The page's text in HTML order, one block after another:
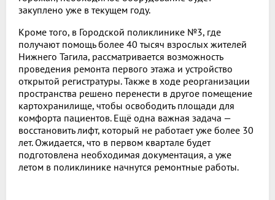
закуплено уже в текущем году.
Кроме того, в Городской поликлинике №3, где
получают помощь более 40 тысяч взрослых жителей
Нижнего Тагила, рассматривается возможность
проведения ремонта первого этажа и устройство
открытой регистратуры. Также в ходе реорганизации
пространства решено перенести в другое помещение
картохранилище, чтобы освободить площади для
комфорта пациентов. Ещё одна важная задача —
восстановить лифт, который не работает уже более 30
лет. Ожидается, что в первом квартале будет
подготовлена необходимая документация, а уже
летом в поликлинике начнутся ремонтные работы.